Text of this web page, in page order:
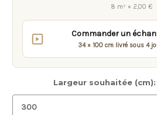
8 m² × 2,00 €
Commander un
34 × 100 cm livré sous 4
Largeur souhaitée (cm):